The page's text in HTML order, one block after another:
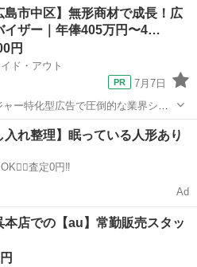
てお客様との信頼関係を深め、太
経験
島市中区】無形商材で成長！広
イザー｜年俸405万円〜4…
円
ド・アウト
7月7日
ー特化型広告で圧倒的な業界シェ
る「インサイド・アウトグルー
450万人・リピート率95％以上と驚
ト
入れ整理】眠っている人形あり
査定0円‼️
Ad
本店での【au】常勤販売スタッ